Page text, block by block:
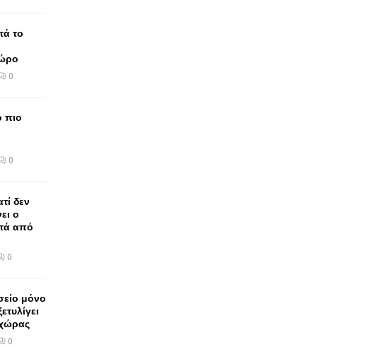
το
0
πιο
0
δεν
ο
από
0
μόνο
0